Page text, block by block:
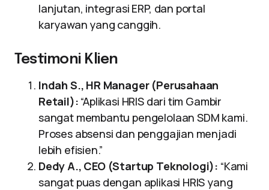
lanjutan, integrasi ERP, dan portal
karyawan yang canggih.
Testimoni Klien
Indah S., HR Manager (Perusahaan
Retail): “Aplikasi HRIS dari tim Gambir
sangat membantu pengelolaan SDM kami.
Proses absensi dan penggajian menjadi
lebih efisien.”
Dedy A., CEO (Startup Teknologi): “Kami
sangat puas dengan aplikasi HRIS yang